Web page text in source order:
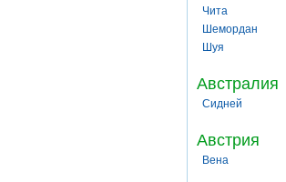
Чита
Шемордан
Шуя
Австралия
Сидней
Австрия
Вена